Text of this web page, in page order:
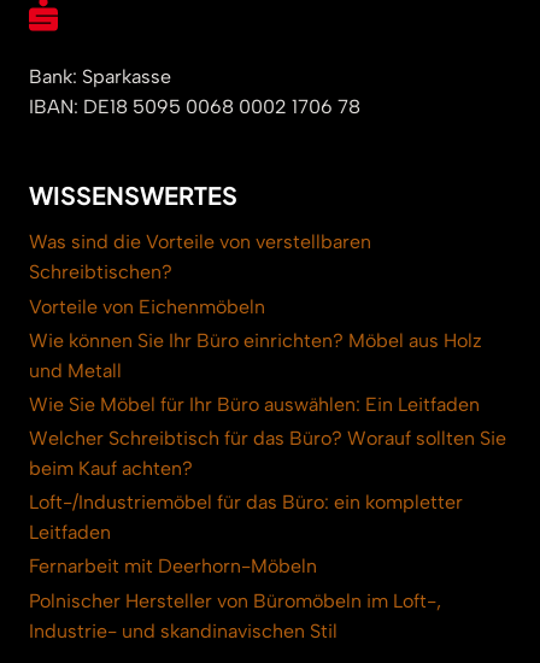
Bank: Sparkasse
IBAN: DE18 5095 0068 0002 1706 78
WISSENSWERTES
Was sind die Vorteile von verstellbaren
Schreibtischen?
Vorteile von Eichenmöbeln
Wie können Sie Ihr Büro einrichten? Möbel aus Holz
und Metall
Wie Sie Möbel für Ihr Büro auswählen: Ein Leitfaden
Welcher Schreibtisch für das Büro? Worauf sollten Sie
beim Kauf achten?
Loft-/Industriemöbel für das Büro: ein kompletter
Leitfaden
Fernarbeit mit Deerhorn-Möbeln
Polnischer Hersteller von Büromöbeln im Loft-,
Industrie- und skandinavischen Stil